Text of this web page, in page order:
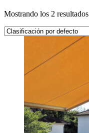
Mostrando los 2 resultados